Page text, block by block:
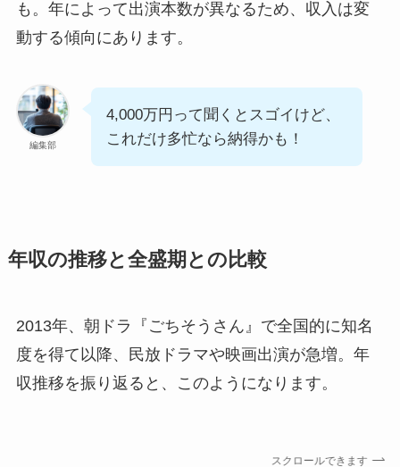
も。年によって出演本数が異なるため、収入は変
動する傾向にあります。
編集部
4,000万円って聞くとスゴイけど、
これだけ多忙なら納得かも！
年収の推移と全盛期との比較
2013年、朝ドラ『ごちそうさん』で全国的に知名
度を得て以降、民放ドラマや映画出演が急増。年
収推移を振り返ると、このようになります。
スクロールできます